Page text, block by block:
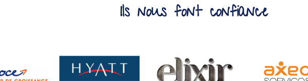
Ils nous font confiance